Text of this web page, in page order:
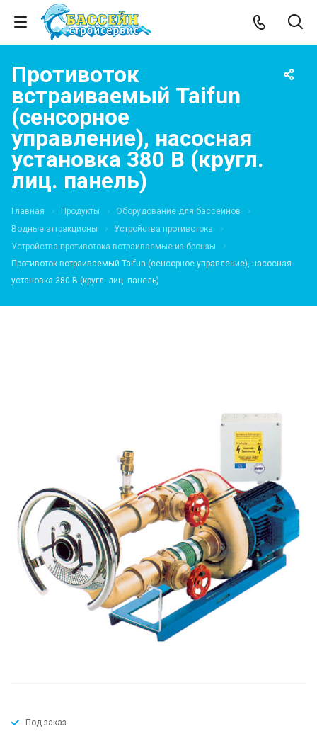
Противоток
встраиваемый Taifun
(сенсорное
управление), насосная
установка 380 В (кругл.
лиц. панель)
Главная Продукты
Оборудование для бассейнов
Водные аттракционы
Устройства противотока
Устройства противотока встраиваемые из бронзы
Противоток встраиваемый Taifun (сенсорное управление), насосная
установка 380 В (кругл. лиц. панель)
Под заказ